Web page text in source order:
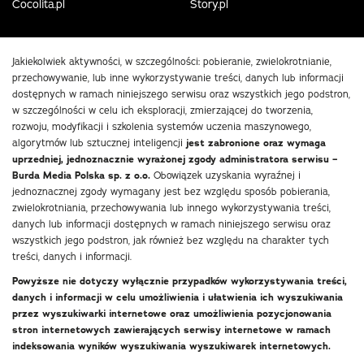
Cocolita.pl Story.pl
Jakiekolwiek aktywności, w szczególności: pobieranie, zwielokrotnianie,
przechowywanie, lub inne wykorzystywanie treści, danych lub informacji
dostępnych w ramach niniejszego serwisu oraz wszystkich jego podstron,
w szczególności w celu ich eksploracji, zmierzającej do tworzenia,
rozwoju, modyfikacji i szkolenia systemów uczenia maszynowego,
algorytmów lub sztucznej inteligencji jest zabronione oraz wymaga
uprzedniej, jednoznacznie wyrażonej zgody administratora serwisu –
Burda Media Polska sp. z o.o. Obowiązek uzyskania wyraźnej i
jednoznacznej zgody wymagany jest bez względu sposób pobierania,
zwielokrotniania, przechowywania lub innego wykorzystywania treści,
danych lub informacji dostępnych w ramach niniejszego serwisu oraz
wszystkich jego podstron, jak również bez względu na charakter tych
treści, danych i informacji.
Powyższe nie dotyczy wyłącznie przypadków wykorzystywania treści,
danych i informacji w celu umożliwienia i ułatwienia ich wyszukiwania
przez wyszukiwarki internetowe oraz umożliwienia pozycjonowania
stron internetowych zawierających serwisy internetowe w ramach
indeksowania wyników wyszukiwania wyszukiwarek internetowych.